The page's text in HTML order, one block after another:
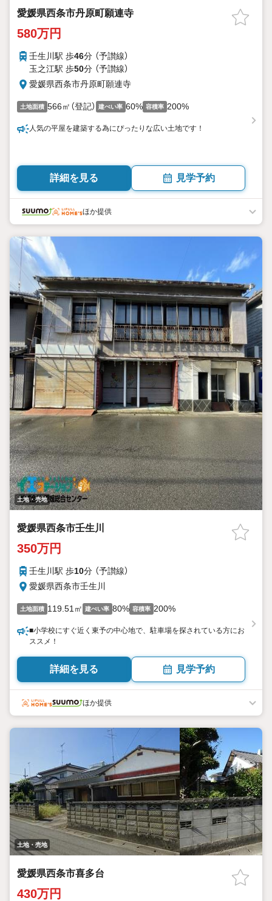
愛媛県西条市丹原町願連寺
580万円
壬生川駅 歩46分 （予讃線）
玉之江駅 歩50分 （予讃線）
愛媛県西条市丹原町願連寺
土地面積 566㎡（登記） 建ぺい率 60% 容積率 200%
人気の平屋を建築する為にぴったりな広い土地です！
詳細を見る 見学予約
ほか提供
土地・売地
愛媛県西条市壬生川
350万円
壬生川駅 歩10分 （予讃線）
愛媛県西条市壬生川
土地面積 119.51㎡ 建ぺい率 80% 容積率 200%
■小学校にすぐ近く東予の中心地で、駐車場を探されている方にお
ススメ！
詳細を見る 見学予約
ほか提供
土地・売地
愛媛県西条市喜多台
430万円